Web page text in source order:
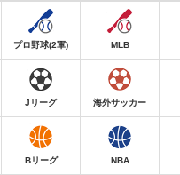
プロ野球(2軍) MLB
Jリーグ 海外サッカー
Bリーグ NBA